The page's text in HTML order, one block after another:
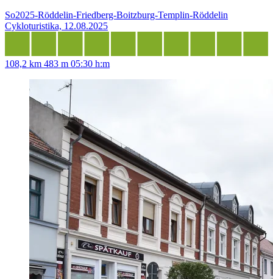
So2025-Röddelin-Friedberg-Boitzburg-Templin-Röddelin
Cykloturistika, 12.08.2025
108,2 km 483 m 05:30 h:m